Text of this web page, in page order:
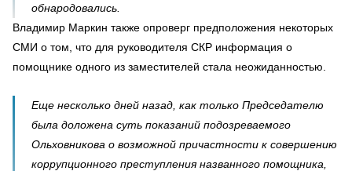
обнародовались.
Владимир Маркин также опроверг предположения некоторых
СМИ о том, что для руководителя СКР информация о
помощнике одного из заместителей стала неожиданностью.
Еще несколько дней назад, как только Председателю
была доложена суть показаний подозреваемого
Ольховникова о возможной причастности к совершению
коррупционного преступления названного помощника,